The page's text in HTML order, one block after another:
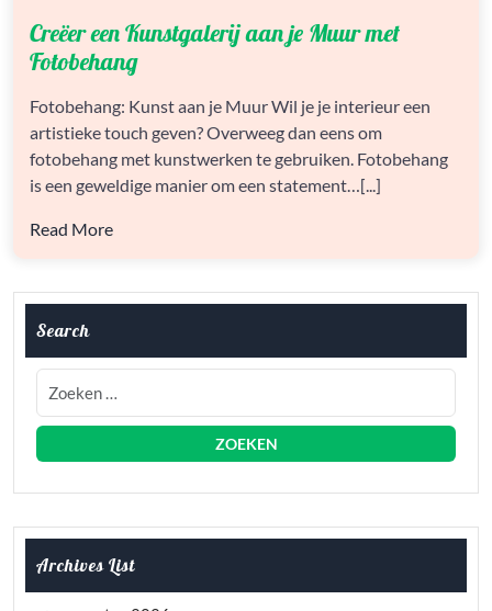
EEN
KUNSTGALERIJ
MUUR
MET
FOTOBEHANG
Creëer een Kunstgalerij aan je Muur met
Fotobehang
Fotobehang: Kunst aan je Muur Wil je je interieur een
artistieke touch geven? Overweeg dan eens om
fotobehang met kunstwerken te gebruiken. Fotobehang
is een geweldige manier om een statement…[...]
Read More
Search
Archives List